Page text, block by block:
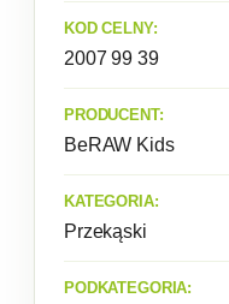
KOD CELNY:
2007 99 39
PRODUCENT:
BeRAW Kids
KATEGORIA:
Przekąski
PODKATEGORIA: